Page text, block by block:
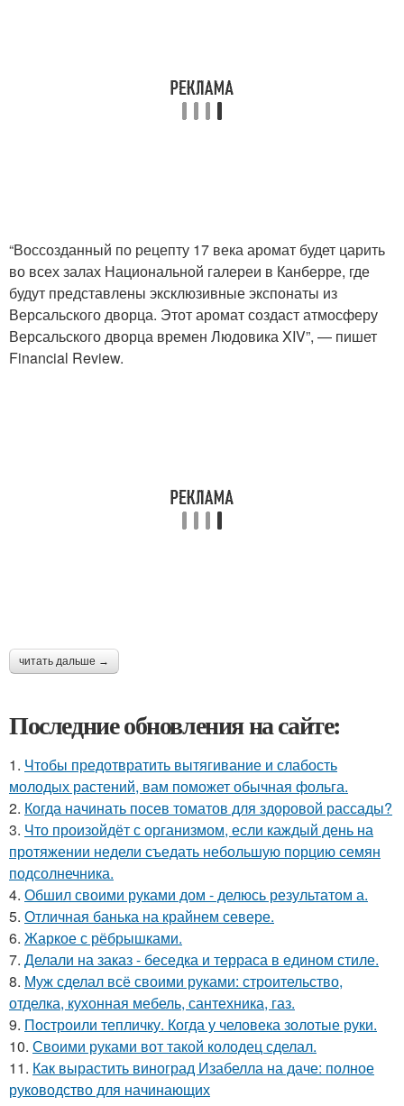
“Воссозданный по рецепту 17 века аромат будет царить
во всех залах Национальной галереи в Канберре, где
будут представлены эксклюзивные экспонаты из
Версальского дворца. Этот аромат создаст атмосферу
Версальского дворца времен Людовика XIV”, — пишет
Financial Review.
читать дальше →
Последние обновления на сайте:
1. Чтобы предотвратить вытягивание и слабость
молодых растений, вам поможет обычная фольга.
2. Когда начинать посев томатов для здоровой рассады?
3. Что произойдёт с организмом, если каждый день на
протяжении недели съедать небольшую порцию семян
подсолнечника.
4. Обшил своими руками дом - делюсь результатом а.
5. Отличная банька на крайнем севере.
6. Жаркое с рёбрышками.
7. Делали на заказ - беседка и терраса в едином стиле.
8. Муж сделал всё своими руками: строительство,
отделка, кухонная мебель, сантехника, газ.
9. Построили тепличку. Когда у человека золотые руки.
10. Своими руками вот такой колодец сделал.
11. Как вырастить виноград Изабелла на даче: полное
руководство для начинающих